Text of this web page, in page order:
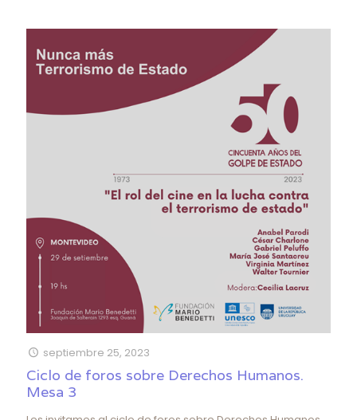
septiembre 25, 2023
Ciclo de foros sobre Derechos Humanos.
Mesa 3